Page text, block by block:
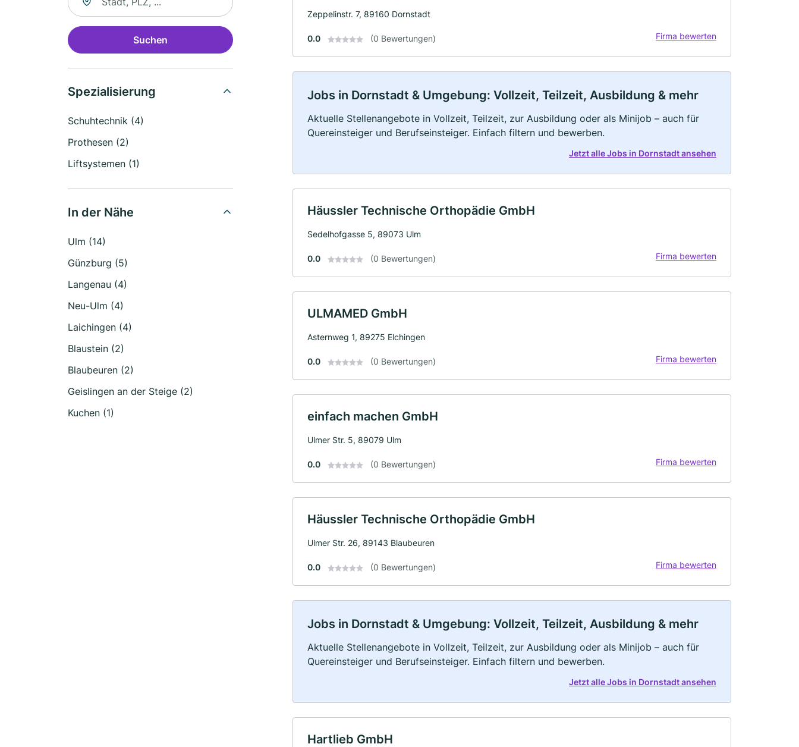
Suchen
Spezialisierung
Schuhtechnik (4)
Prothesen (2)
Liftsystemen (1)
In der Nähe
Ulm (14)
Günzburg (5)
Langenau (4)
Neu-Ulm (4)
Laichingen (4)
Blaustein (2)
Blaubeuren (2)
Geislingen an der Steige (2)
Kuchen (1)
Zeppelinstr. 7, 89160 Dornstadt
0.0 (0 Bewertungen) Firma bewerten
Jobs in Dornstadt & Umgebung: Vollzeit, Teilzeit, Ausbildung & mehr
Aktuelle Stellenangebote in Vollzeit, Teilzeit, zur Ausbildung oder als Minijob – auch für
Quereinsteiger und Berufseinsteiger. Einfach filtern und bewerben.
Jetzt alle Jobs in Dornstadt ansehen
Häussler Technische Orthopädie GmbH
Sedelhofgasse 5, 89073 Ulm
0.0 (0 Bewertungen) Firma bewerten
ULMAMED GmbH
Asternweg 1, 89275 Elchingen
0.0 (0 Bewertungen) Firma bewerten
einfach machen GmbH
Ulmer Str. 5, 89079 Ulm
0.0 (0 Bewertungen) Firma bewerten
Häussler Technische Orthopädie GmbH
Ulmer Str. 26, 89143 Blaubeuren
0.0 (0 Bewertungen) Firma bewerten
Jobs in Dornstadt & Umgebung: Vollzeit, Teilzeit, Ausbildung & mehr
Aktuelle Stellenangebote in Vollzeit, Teilzeit, zur Ausbildung oder als Minijob – auch für
Quereinsteiger und Berufseinsteiger. Einfach filtern und bewerben.
Jetzt alle Jobs in Dornstadt ansehen
Hartlieb GmbH